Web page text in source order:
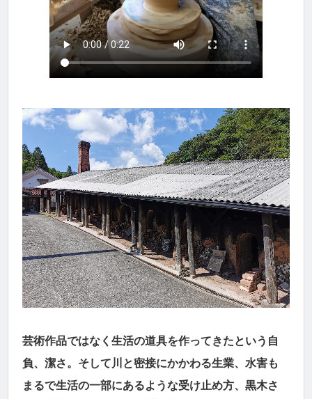
芸術作品ではなく生活の道具を作ってきたという自
負、潔さ。そして川と密接にかかわる生業、水害も
まるで生活の一部にあるような受け止め方、黒木さ